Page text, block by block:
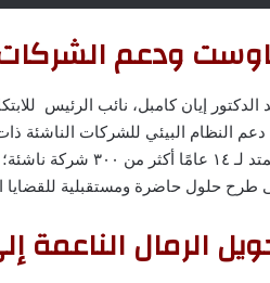
ودعم الشركات
الدكتور إيان كامبل، نائب الرئيس
النظام البيئي للشركات الناشئة
الممتد لـ ١٤
طرح حلول حاضرة ومستقبلية للقضايا
الرمال الناعمة